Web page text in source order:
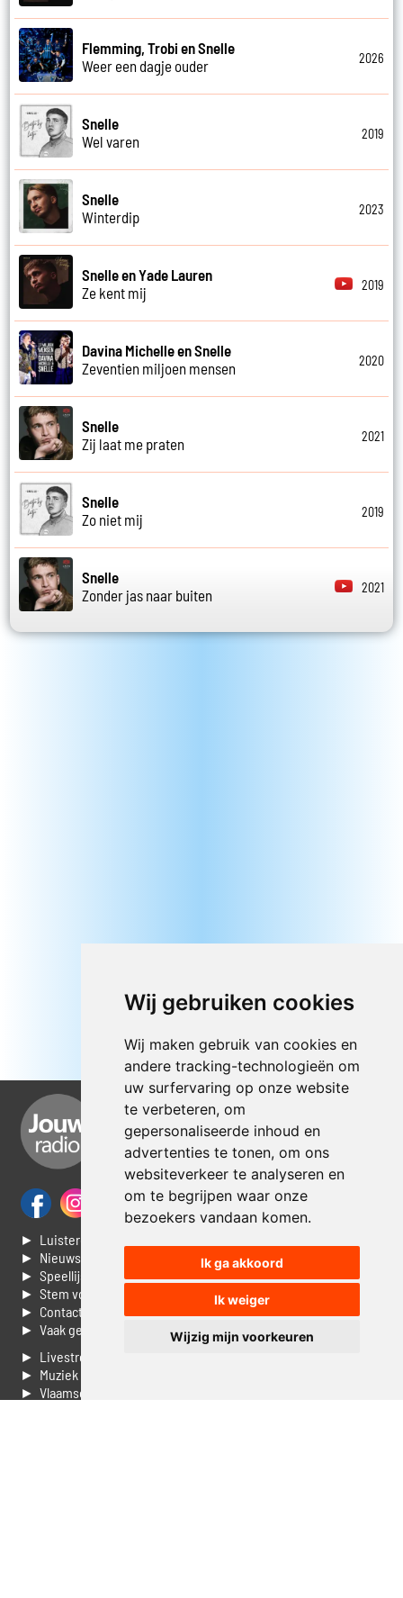
Wij gebruiken cookies
Wij maken gebruik van cookies en
andere tracking-technologieën om
uw surfervaring op onze website
te verbeteren, om
gepersonaliseerde inhoud en
advertenties te tonen, om ons
websiteverkeer te analyseren en
om te begrijpen waar onze
bezoekers vandaan komen.
Ik ga akkoord
Ik weiger
Wijzig mijn voorkeuren
Flemming, Trobi en Snelle
Weer een dagje ouder
2026
Snelle
Wel varen
2019
Snelle
Winterdip
2023
Snelle en Yade Lauren
Ze kent mij
2019
Davina Michelle en Snelle
Zeventien miljoen mensen
2020
Snelle
Zij laat me praten
2021
Snelle
Zo niet mij
2019
Snelle
Zonder jas naar buiten
2021
► Luisteren naar Jouwradio
► Nieuws
► Speellijst
► Stem voor de Dag top 3
► Contacteer ons
► Vaak gestelde vragen
► Livestream informatie
► Muziek opzoeken
► Vlaamse 100 Aller tijden